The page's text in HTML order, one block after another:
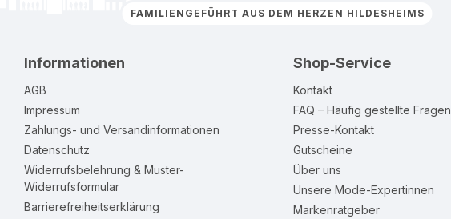
FAMILIENGEFÜHRT AUS DEM HERZEN HILDESHEIMS
Informationen
AGB
Impressum
Zahlungs- und Versandinformationen
Datenschutz
Widerrufsbelehrung & Muster-
Widerrufsformular
Barrierefreiheitserklärung
Shop-Service
Kontakt
FAQ – Häufig gestellte Fragen
Presse-Kontakt
Gutscheine
Über uns
Unsere Mode-Expertinnen
Markenratgeber